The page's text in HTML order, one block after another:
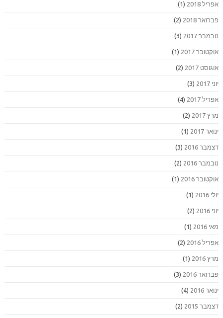
אפריל 2018 (1)
פברואר 2018 (2)
נובמבר 2017 (3)
אוקטובר 2017 (1)
אוגוסט 2017 (2)
יוני 2017 (3)
אפריל 2017 (4)
מרץ 2017 (2)
ינואר 2017 (1)
דצמבר 2016 (3)
נובמבר 2016 (2)
אוקטובר 2016 (1)
יולי 2016 (1)
יוני 2016 (2)
מאי 2016 (1)
אפריל 2016 (2)
מרץ 2016 (1)
פברואר 2016 (3)
ינואר 2016 (4)
דצמבר 2015 (2)